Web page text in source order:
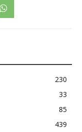
230
33
85
439